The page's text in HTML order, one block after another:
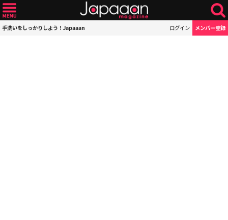
手洗いをしっかりしよう！Japaaan ログイン メンバー登録